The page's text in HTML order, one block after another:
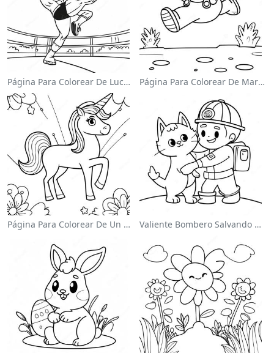
Página Para Colorear De Luchador De Wwe Saltando Sobre Oponente Página Para Colorear De Mario Saltando Sobre Goombas
Página Para Colorear De Un Unicornio Mágico En Un Arcoíris Valiente Bombero Salvando Un Gato Para Colorear